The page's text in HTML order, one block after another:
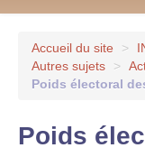
Accueil du site >
Autres sujets
>
Poids électoral
Poids